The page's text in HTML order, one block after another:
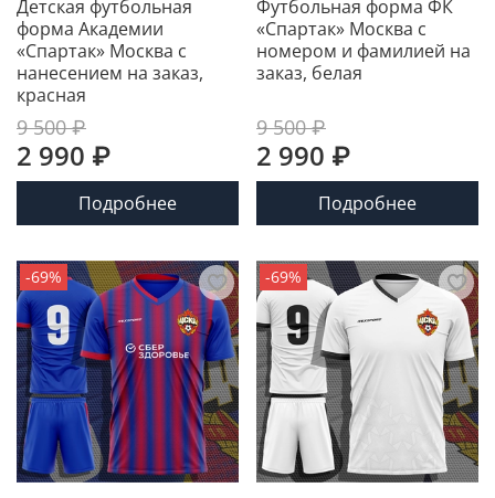
Детская футбольная
форма Академии
«Спартак» Москва с
нанесением на заказ,
красная
9 500 ₽
2 990 ₽
Подробнее
Футбольная форма ФК
«Спартак» Москва с
номером и фамилией на
заказ, белая
9 500 ₽
2 990 ₽
Подробнее
-69% -69%